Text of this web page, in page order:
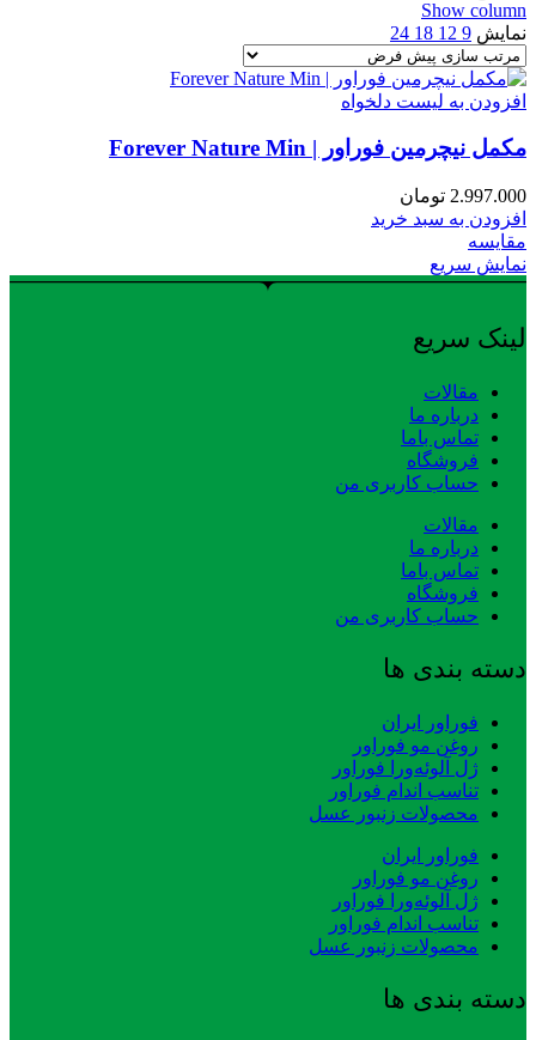
Show column
نمایش 9
12
18
24
افزودن به لیست دلخواه
مکمل نیچرمین فوراور | Forever Nature Min
2.997.000 تومان
افزودن به سبد خرید
مقایسه
نمایش سریع
لینک سریع
مقالات
درباره ما
تماس باما
فروشگاه
حساب کاربری من
مقالات
درباره ما
تماس باما
فروشگاه
حساب کاربری من
دسته بندی ها
فوراور ایران
روغن مو فوراور
ژل آلوئه‌ورا فوراور
تناسب اندام فوراور
محصولات زنبور عسل
فوراور ایران
روغن مو فوراور
ژل آلوئه‌ورا فوراور
تناسب اندام فوراور
محصولات زنبور عسل
دسته بندی ها